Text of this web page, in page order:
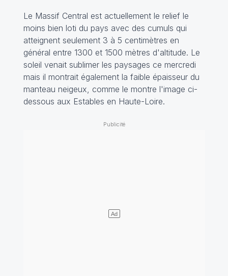
Le Massif Central est actuellement le relief le
moins bien loti du pays avec des cumuls qui
atteignent seulement 3 à 5 centimètres en
général entre 1300 et 1500 mètres d'altitude. Le
soleil venait sublimer les paysages ce mercredi
mais il montrait également la faible épaisseur du
manteau neigeux, comme le montre l'image ci-
dessous aux Estables en Haute-Loire.